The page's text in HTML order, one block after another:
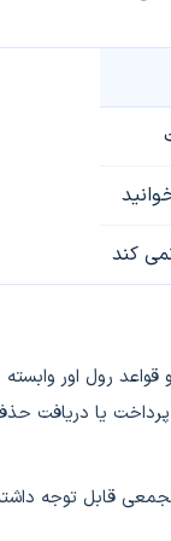
کند
قواعد رول اور
یا دریافت
تجمعی قابل توجه